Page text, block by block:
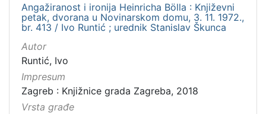
Angažiranost i ironija Heinricha Bölla : Književni
petak, dvorana u Novinarskom domu, 3. 11. 1972.,
br. 413 / Ivo Runtić ; urednik Stanislav Škunca
Autor
Runtić, Ivo
Impresum
Zagreb : Knjižnice grada Zagreba, 2018
Vrsta građe